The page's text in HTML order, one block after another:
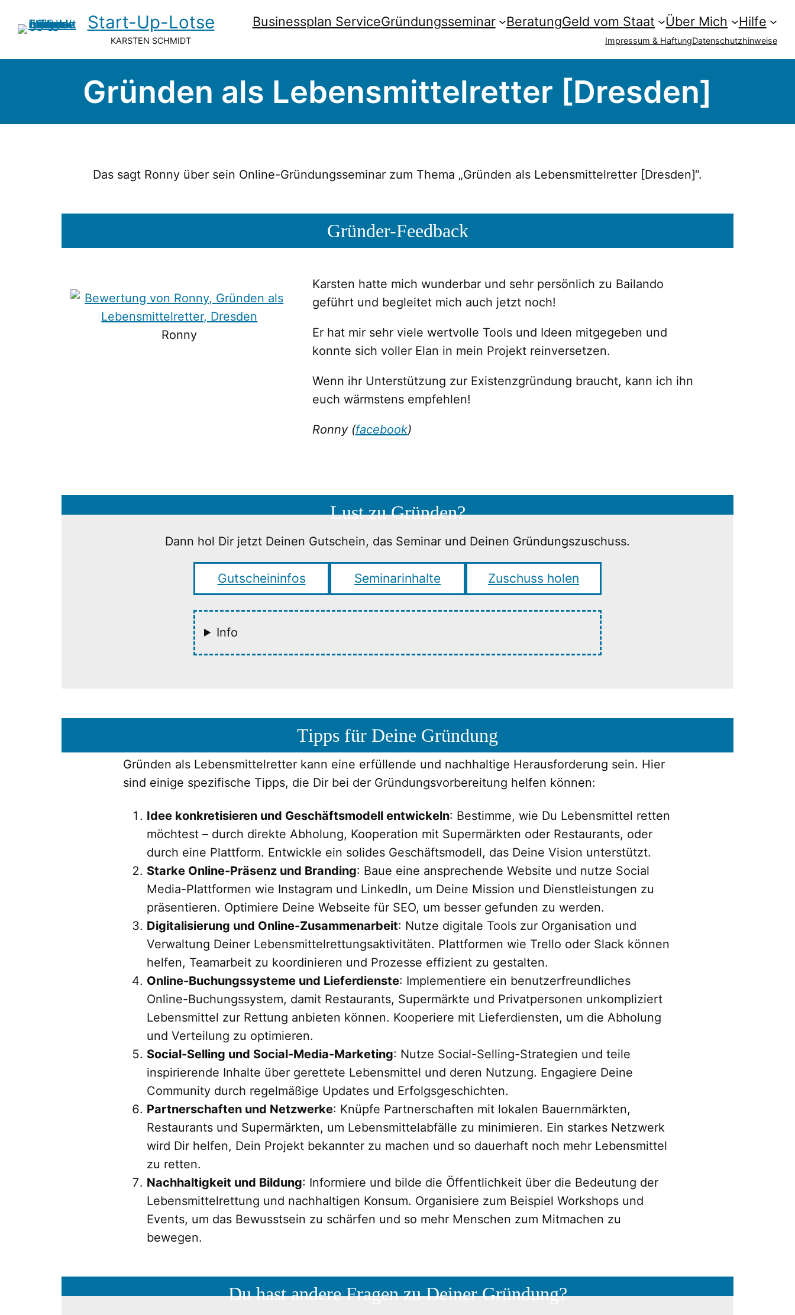
Start-Up-Lotse
KARSTEN SCHMIDT
Businessplan ServiceGründungsseminar BeratungGeld vom Staat Über Mich Hilfe
Impressum & HaftungDatenschutzhinweise
Gründen als Lebensmittelretter [Dresden]
Das sagt Ronny über sein Online-Gründungsseminar zum Thema „Gründen als Lebensmittelretter [Dresden]“.
Gründer-Feedback
Ronny
Karsten hatte mich wunderbar und sehr persönlich zu Bailando
geführt und begleitet mich auch jetzt noch!
Er hat mir sehr viele wertvolle Tools und Ideen mitgegeben und
konnte sich voller Elan in mein Projekt reinversetzen.
Wenn ihr Unterstützung zur Existenzgründung braucht, kann ich ihn
euch wärmstens empfehlen!
Ronny (facebook)
Lust zu Gründen?
Dann hol Dir jetzt Deinen Gutschein, das Seminar und Deinen Gründungszuschuss.
Gutscheininfos Seminarinhalte Zuschuss holen
Info
Tipps für Deine Gründung
Gründen als Lebensmittelretter kann eine erfüllende und nachhaltige Herausforderung sein. Hier
sind einige spezifische Tipps, die Dir bei der Gründungsvorbereitung helfen können:
Idee konkretisieren und Geschäftsmodell entwickeln: Bestimme, wie Du Lebensmittel retten
möchtest – durch direkte Abholung, Kooperation mit Supermärkten oder Restaurants, oder
durch eine Plattform. Entwickle ein solides Geschäftsmodell, das Deine Vision unterstützt.
Starke Online-Präsenz und Branding: Baue eine ansprechende Website und nutze Social
Media-Plattformen wie Instagram und LinkedIn, um Deine Mission und Dienstleistungen zu
präsentieren. Optimiere Deine Webseite für SEO, um besser gefunden zu werden.
Digitalisierung und Online-Zusammenarbeit: Nutze digitale Tools zur Organisation und
Verwaltung Deiner Lebensmittelrettungsaktivitäten. Plattformen wie Trello oder Slack können
helfen, Teamarbeit zu koordinieren und Prozesse effizient zu gestalten.
Online-Buchungssysteme und Lieferdienste: Implementiere ein benutzerfreundliches
Online-Buchungssystem, damit Restaurants, Supermärkte und Privatpersonen unkompliziert
Lebensmittel zur Rettung anbieten können. Kooperiere mit Lieferdiensten, um die Abholung
und Verteilung zu optimieren.
Social-Selling und Social-Media-Marketing: Nutze Social-Selling-Strategien und teile
inspirierende Inhalte über gerettete Lebensmittel und deren Nutzung. Engagiere Deine
Community durch regelmäßige Updates und Erfolgsgeschichten.
Partnerschaften und Netzwerke: Knüpfe Partnerschaften mit lokalen Bauernmärkten,
Restaurants und Supermärkten, um Lebensmittelabfälle zu minimieren. Ein starkes Netzwerk
wird Dir helfen, Dein Projekt bekannter zu machen und so dauerhaft noch mehr Lebensmittel
zu retten.
Nachhaltigkeit und Bildung: Informiere und bilde die Öffentlichkeit über die Bedeutung der
Lebensmittelrettung und nachhaltigen Konsum. Organisiere zum Beispiel Workshops und
Events, um das Bewusstsein zu schärfen und so mehr Menschen zum Mitmachen zu
bewegen.
Du hast andere Fragen zu Deiner Gründung?